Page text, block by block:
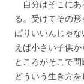
自分はそこにあ
る。受けてその
ぱりいいんじゃ
えば小さい子供
ところがそこで
どういう生き方